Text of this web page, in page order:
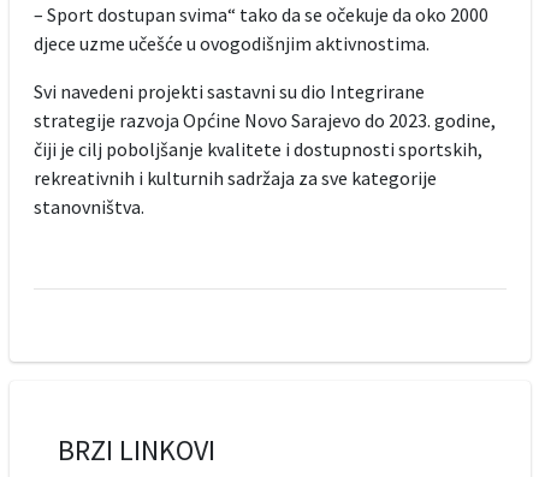
– Sport dostupan svima“ tako da se očekuje da oko 2000
djece uzme učešće u ovogodišnjim aktivnostima.
Svi navedeni projekti sastavni su dio Integrirane
strategije razvoja Općine Novo Sarajevo do 2023. godine,
čiji je cilj poboljšanje kvalitete i dostupnosti sportskih,
rekreativnih i kulturnih sadržaja za sve kategorije
stanovništva.
BRZI LINKOVI